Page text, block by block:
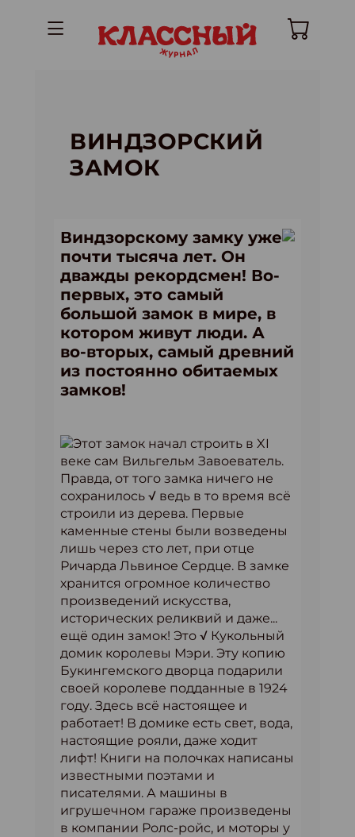
ВИНДЗОРСКИЙ
ЗАМОК
Виндзорскому замку уже
почти тысяча лет. Он
дважды рекордсмен! Во-
первых, это самый
большой замок в мире, в
котором живут люди. А
во-вторых, самый древний
из постоянно обитаемых
замков!
Этот замок начал строить в XI
веке сам Вильгельм Завоеватель.
Правда, от того замка ничего не
сохранилось √ ведь в то время всё
строили из дерева. Первые
каменные стены были возведены
лишь через сто лет, при отце
Ричарда Львиное Сердце. В замке
хранится огромное количество
произведений искусства,
исторических реликвий и даже...
ещё один замок! Это √ Кукольный
домик королевы Мэри. Эту копию
Букингемского дворца подарили
своей королеве подданные в 1924
году. Здесь всё настоящее и
работает! В домике есть свет, вода,
настоящие рояли, даже ходит
лифт! Книги на полочках написаны
известными поэтами и
писателями. А машины в
игрушечном гараже произведены
в компании Ролс-ройс, и моторы у